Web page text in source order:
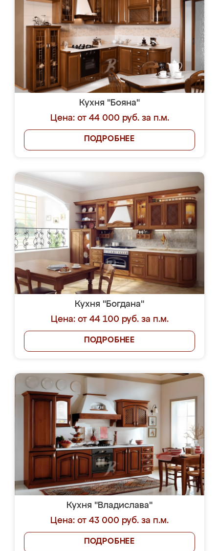
Кухня "Бояна"
Цена: от 44 000 руб. за п.м.
ПОДРОБНЕЕ
Кухня "Богдана"
Цена: от 44 100 руб. за п.м.
ПОДРОБНЕЕ
Кухня "Владислава"
Цена: от 43 000 руб. за п.м.
ПОДРОБНЕЕ